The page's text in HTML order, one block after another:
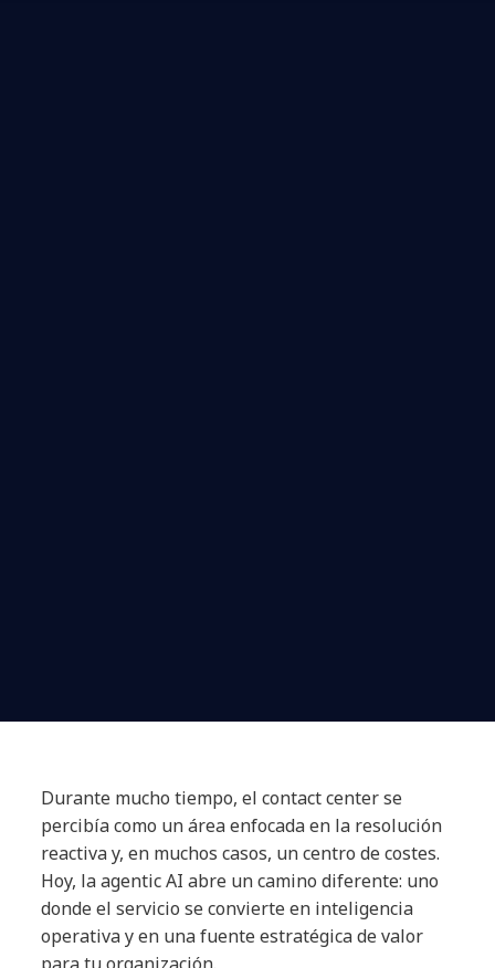
Durante mucho tiempo, el contact center se
percibía como un área enfocada en la resolución
reactiva y, en muchos casos, un centro de costes.
Hoy, la agentic AI abre un camino diferente: uno
donde el servicio se convierte en inteligencia
operativa y en una fuente estratégica de valor